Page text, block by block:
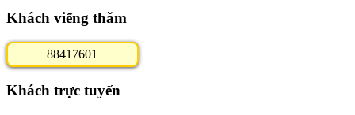
Khách viếng thăm
8841 7601
Khách trực tuyến